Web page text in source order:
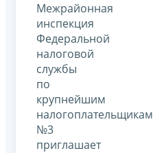
Межрайонная
инспекция
Федеральной
налоговой
службы
по
крупнейшим
налогоплательщикам
№3
приглашает